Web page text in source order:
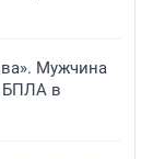
Мужчина
БПЛА в